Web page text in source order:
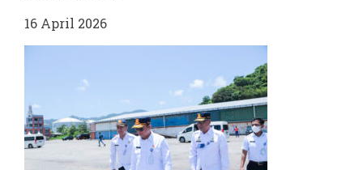
16 April 2026